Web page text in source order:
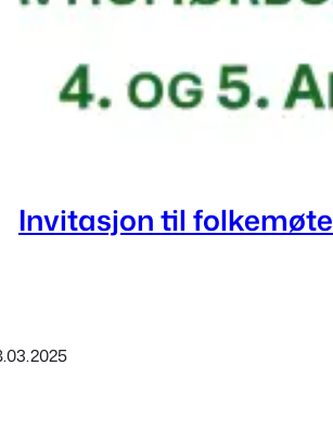
Invitasjon til folkemøte